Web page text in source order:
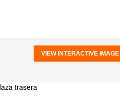
VIEW INTERACTIVE IMAGE
trasera